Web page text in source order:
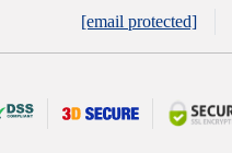
[email protected]